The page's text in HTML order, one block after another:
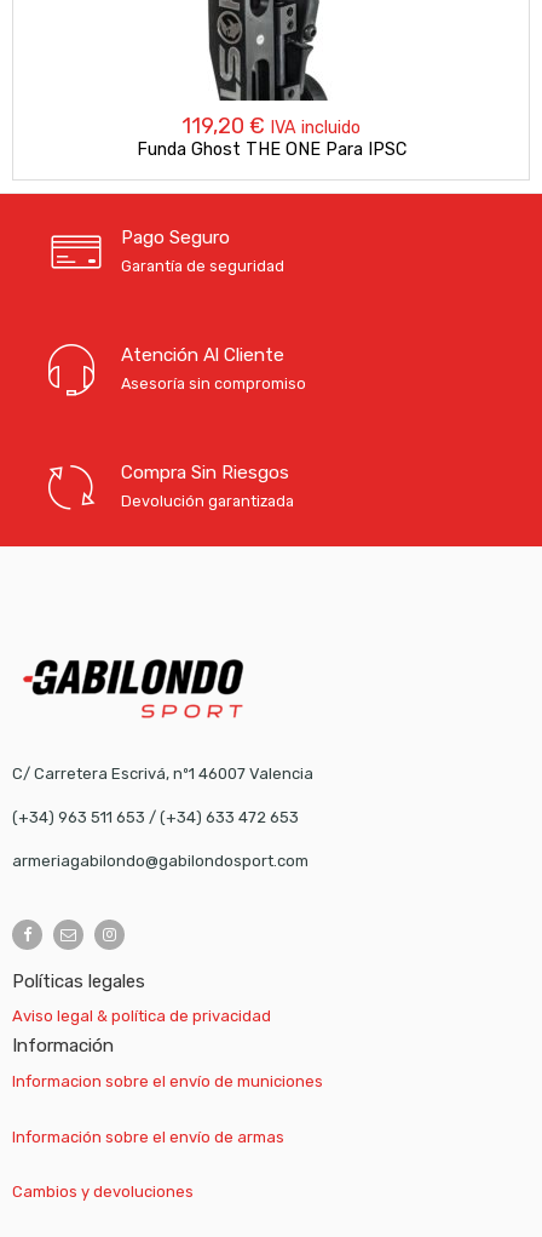
119,20 € IVA incluido
Funda Ghost THE ONE Para IPSC
Pago Seguro
Garantía de seguridad
Atención Al Cliente
Asesoría sin compromiso
Compra Sin Riesgos
Devolución garantizada
C/ Carretera Escrivá, nº1 46007 Valencia
(+34) 963 511 653 / (+34) 633 472 653
armeriagabilondo@gabilondosport.com
Políticas legales
Aviso legal & política de privacidad
Información
Informacion sobre el envío de municiones
Información sobre el envío de armas
Cambios y devoluciones